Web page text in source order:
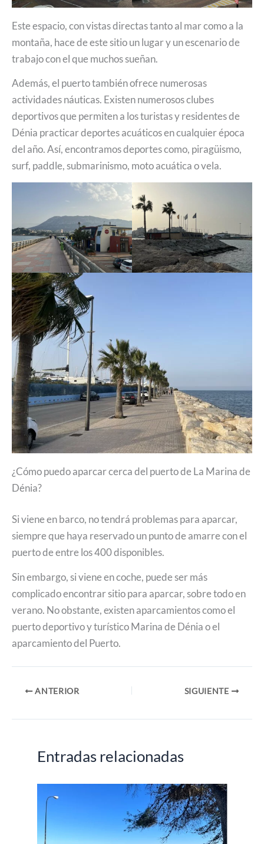
Este espacio, con vistas directas tanto al mar como a la
montaña, hace de este sitio un lugar y un escenario de
trabajo con el que muchos sueñan.
Además, el puerto también ofrece numerosas
actividades náuticas. Existen numerosos clubes
deportivos que permiten a los turistas y residentes de
Dénia practicar deportes acuáticos en cualquier época
del año. Así, encontramos deportes como, piragüismo,
surf, paddle, submarinismo, moto acuática o vela.
¿Cómo puedo aparcar cerca del puerto de La Marina de
Dénia?
Si viene en barco, no tendrá problemas para aparcar,
siempre que haya reservado un punto de amarre con el
puerto de entre los 400 disponibles.
Sin embargo, si viene en coche, puede ser más
complicado encontrar sitio para aparcar, sobre todo en
verano. No obstante, existen aparcamientos como el
puerto deportivo y turístico Marina de Dénia o el
aparcamiento del Puerto.
ANTERIOR SIGUIENTE
Entradas relacionadas